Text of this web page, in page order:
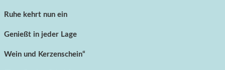
Ruhe kehrt nun ein
Genießt in jeder Lage
Wein und Kerzenschein“